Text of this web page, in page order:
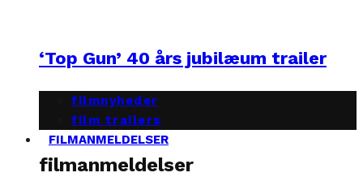
‘Top Gun’ 40 års jubilæum trailer
filmnyheder
film trailers
FILMANMELDELSER
filmanmeldelser